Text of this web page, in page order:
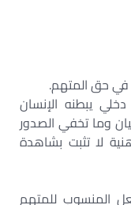
في حق المتهم.
يبطنه الإنسان
وما تخفي الصدور
لا تثبت بشاهدة
المنسوب للمتهم